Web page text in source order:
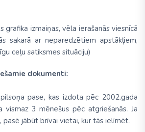
grafika izmaiņas, vēla ierašanās viesnīcā
sakarā ar neparedzētiem apstākļiem,
ceļu satiksmes situāciju)
dokumenti:
pase, kas izdota pēc 2002.gada
vismaz 3 mēnešus pēc atgriešanās. Ja
pasē jābūt brīvai vietai, kur tās ielīmēt.